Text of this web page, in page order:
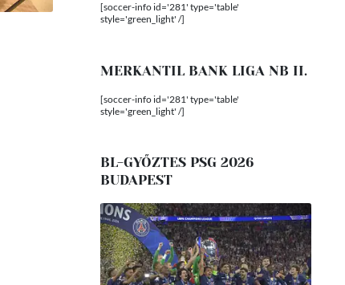
[soccer-info id='281' type='table'
style='green_light' /]
MERKANTIL BANK LIGA NB II.
[soccer-info id='281' type='table'
style='green_light' /]
BL-GYŐZTES PSG 2026
BUDAPEST